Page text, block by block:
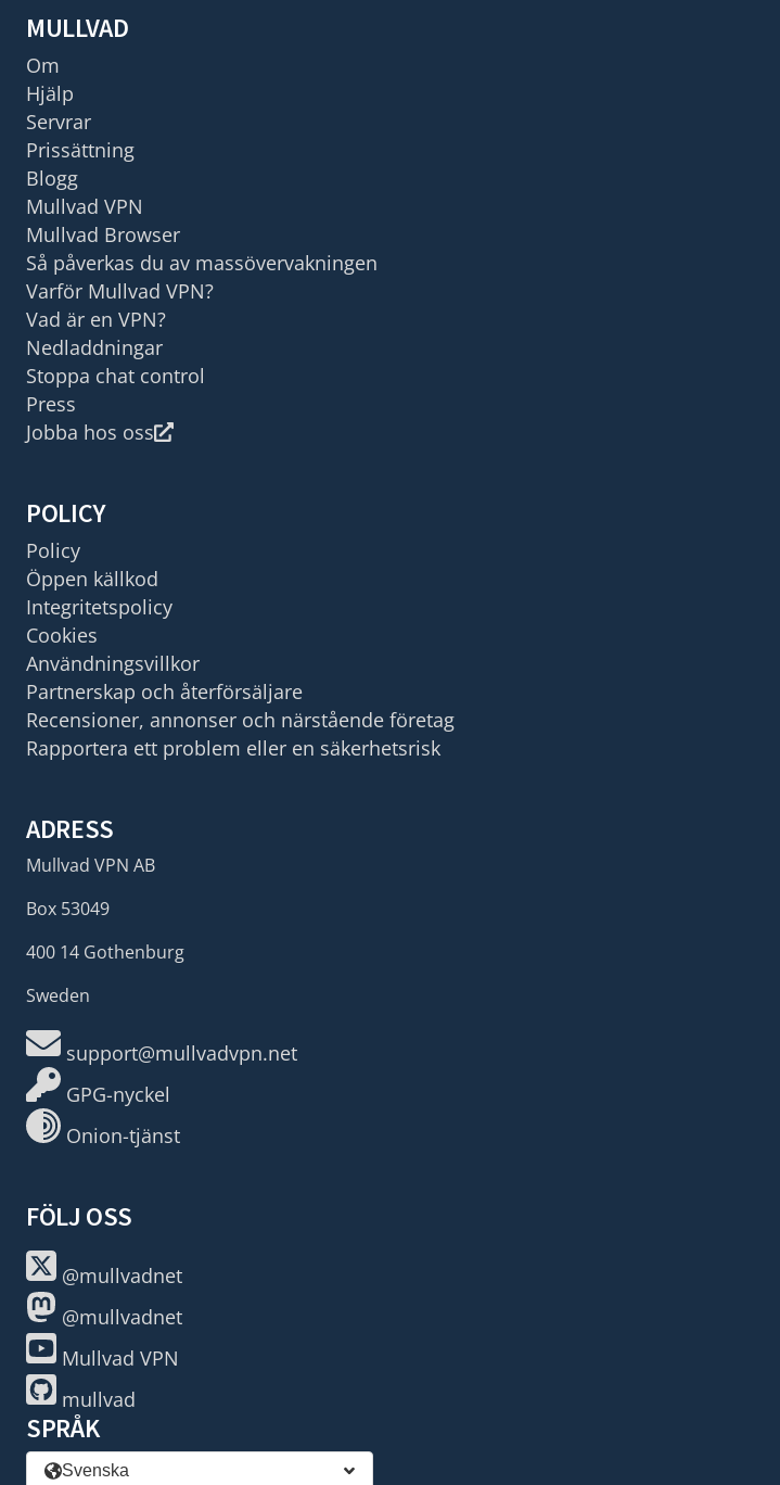
MULLVAD
Om
Hjälp
Servrar
Prissättning
Blogg
Mullvad VPN
Mullvad Browser
Så påverkas du av massövervakningen
Varför Mullvad VPN?
Vad är en VPN?
Nedladdningar
Stoppa chat control
Press
Jobba hos oss
POLICY
Policy
Öppen källkod
Integritetspolicy
Cookies
Användningsvillkor
Partnerskap och återförsäljare
Recensioner, annonser och närstående företag
Rapportera ett problem eller en säkerhetsrisk
ADRESS
Mullvad VPN AB
Box 53049
400 14 Gothenburg
Sweden
support@mullvadvpn.net
GPG-nyckel
Onion-tjänst
FÖLJ OSS
@mullvadnet
@mullvadnet
Mullvad VPN
mullvad
SPRÅK
Svenska